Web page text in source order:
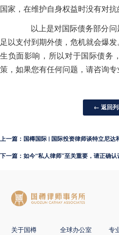
国家，在维护自身权益时没有对抗
以上是对国际债务部分问
足以支付到期外债，危机就会爆
生负面影响，所以对于国际债务
策，如果您有任何问题，请咨询专
← 返回
上一篇：国樽国际 | 国际投资律师谈特立尼达
下一篇：如今“私人律师”至关重要，请正确认
关于国樽 全球办公室 专